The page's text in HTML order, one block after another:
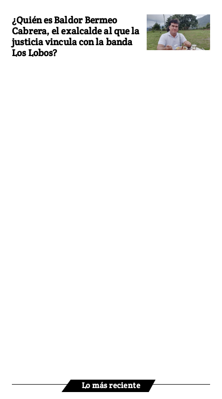
¿Quién es Baldor Bermeo
Cabrera, el exalcalde al que la
justicia vincula con la banda
Los Lobos?
Lo más reciente